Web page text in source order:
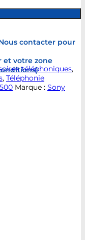
contacter pour
et votre zone
téléphoniques,
, Téléphonie
Marque : Sony